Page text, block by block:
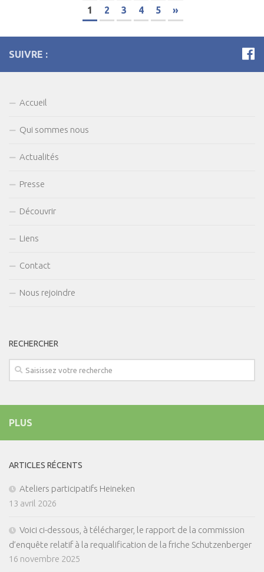
1 2 3 4 5 »
SUIVRE :
Accueil
Qui sommes nous
Actualités
Presse
Découvrir
Liens
Contact
Nous rejoindre
RECHERCHER
PLUS
ARTICLES RÉCENTS
Ateliers participatifs Heineken
13 avril 2026
Voici ci-dessous, à télécharger, le rapport de la commission
d’enquête relatif à la requalification de la friche Schutzenberger
16 novembre 2025